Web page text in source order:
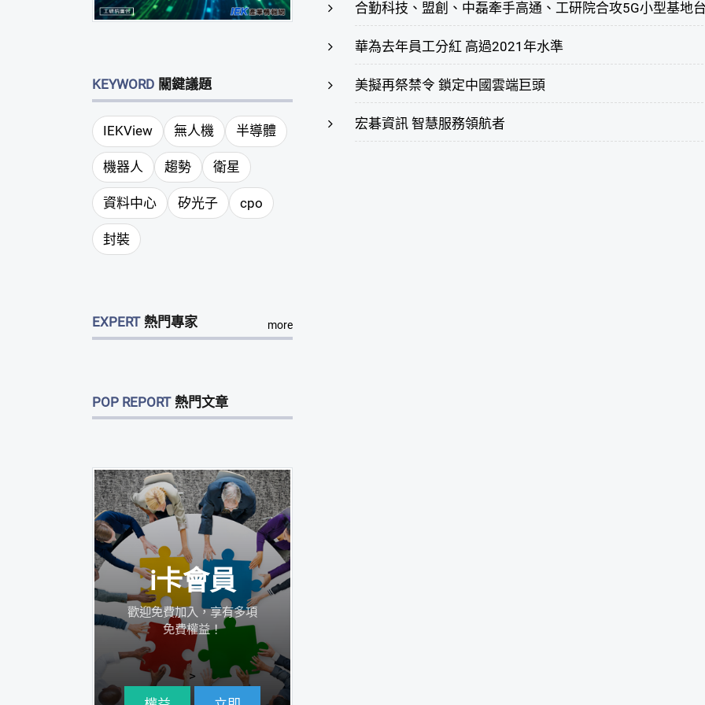
KEYWORD 關鍵議題
IEKView 無人機 半導體
機器人 趨勢 衛星
資料中心 矽光子 cpo
封裝
EXPERT 熱門專家 more
POP REPORT 熱門文章
i卡會員
歡迎免費加入，享有多項
免費權益！
>
合勤科技、盟創、中磊牽手高通、工研院合攻5G小型基地
華為去年員工分紅 高過2021年水準
美擬再祭禁令 鎖定中國雲端巨頭
宏碁資訊 智慧服務領航者